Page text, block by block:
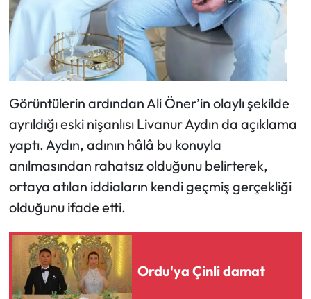
Görüntülerin ardından Ali Öner’in olaylı şekilde
ayrıldığı eski nişanlısı Livanur Aydın da açıklama
yaptı. Aydın, adının hâlâ bu konuyla
anılmasından rahatsız olduğunu belirterek,
ortaya atılan iddiaların kendi geçmiş gerçekliği
olduğunu ifade etti.
Ordu'ya Çinli damat